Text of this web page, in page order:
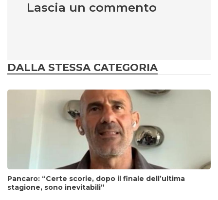
Lascia un commento
DALLA STESSA CATEGORIA
Pancaro: “Certe scorie, dopo il finale dell’ultima
stagione, sono inevitabili”